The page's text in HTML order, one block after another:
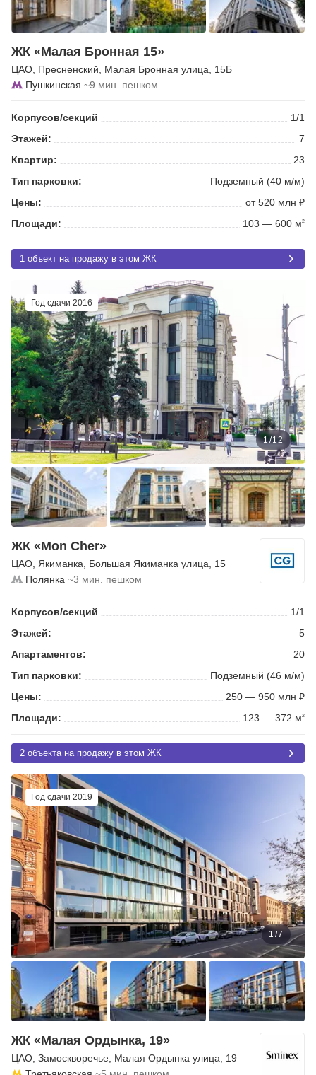
ЖК «Малая Бронная 15»
ЦАО Пресненский Малая Бронная улица , 15Б
Пушкинская ~9 мин. пешком
Корпусов/секций
1/1
Этажей:
7
Квартир:
23
Тип парковки:
Подземный (40 м/м)
Цены:
от 520 млн ₽
Площади:
103 — 600 м2
1 объект на продажу в этом ЖК
Год сдачи 2016
1/12
ЖК «Mon Cher»
ЦАО Якиманка Большая Якиманка улица , 15
Полянка ~3 мин. пешком
Корпусов/секций
1/1
Этажей:
5
Апартаментов:
20
Тип парковки:
Подземный (46 м/м)
Цены:
250 — 950 млн ₽
Площади:
123 — 372 м2
2 объекта на продажу в этом ЖК
Год сдачи 2019
1 /7
ЖК «Малая Ордынка, 19»
ЦАО Замоскворечье Малая Ордынка улица , 19